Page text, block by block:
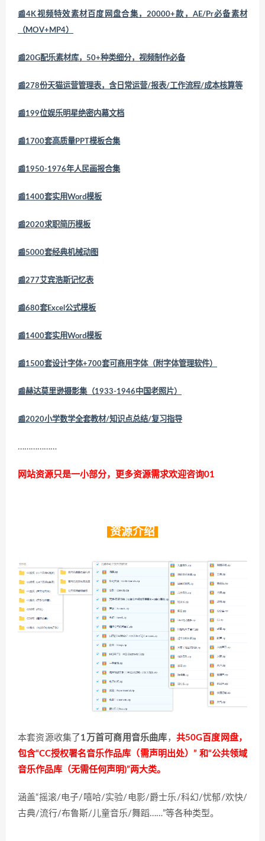
📰4K视频特效素材百度网盘合集，20000+款，AE/Pr必备素材
（MOV+MP4）
📰20G配乐素材库，50+种类细分，视频制作必备
📰278份天猫运营管理表，含日常运营/报表/工作流程/成本核算等
📰199位娱乐明星绝密内幕文档
📰1700套高质量PPT模板合集
📰1950-1976年人民画报合集
📰1400套实用Word模板
📰2020求职简历模板
📰5000套经典机械动图
📰277艾宾浩斯记忆表
📰680套Excel公式模板
📰1400套实用Word模板
📰1500套设计字体+700套可商用字体（附字体管理软件）
📰赫达莫里逊摄影集（1933-1946中国老照片）
📰2020小学数学全套教材/知识点总结/复习指导
………………
网站资源只是一小部分，更多资源需求欢迎咨询01
资源介绍
本套资源收集了 1万首可商用音乐曲库 ， 共50G百度网盘，
包含“CC授权署名音乐作品库（需声明出处）” 和“公共领域
音乐作品库（无需任何声明)”两大类。
涵盖“摇滚/电子/嘻哈/实验/电影/爵士乐/科幻/忧郁/欢快/
古典/流行/布鲁斯/儿童音乐/舞蹈……”等各种类型。